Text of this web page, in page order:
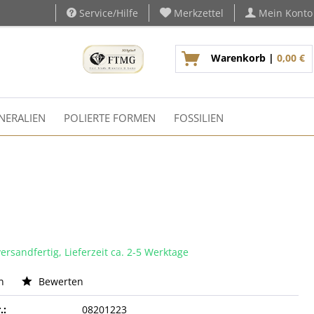
Service/Hilfe Merkzettel Mein Konto
Warenkorb | 0,00 €
POLIERTE FORMEN FOSSILIEN
Lieferzeit ca. 2-5 Werktage
Bewerten
08201223